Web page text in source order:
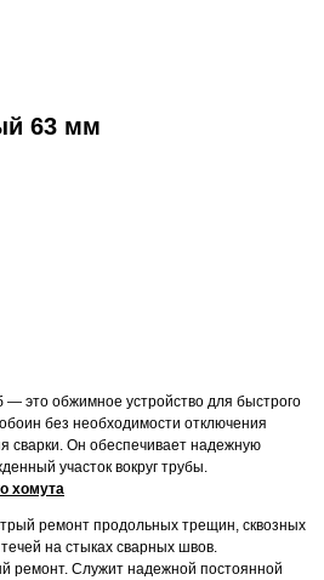
63 мм
это обжимное устройство для быстрого
без необходимости отключения
сварки. Он обеспечивает надежную
участок вокруг трубы.
хомута
ремонт продольных трещин, сквозных
на стыках сварных швов.
ремонт. Служит надежной постоянной